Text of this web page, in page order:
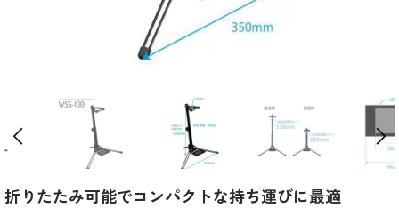
折りたたみ可能でコンパクトな持ち運びに最適